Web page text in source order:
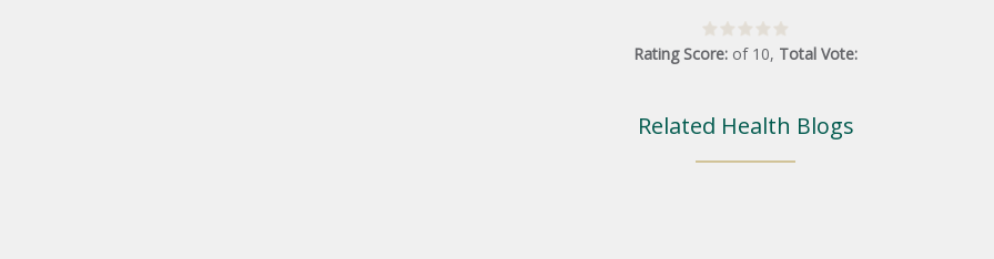
Rating Score: of 10, Total Vote:
Related Health Blogs